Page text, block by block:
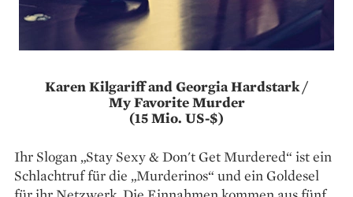
Karen Kilgariff and Georgia Hardstark /
My Favorite Murder
(15 Mio. US-$)
Ihr Slogan „Stay Sexy & Don't Get Murdered“ ist ein
Schlachtruf für die „Murderinos“ und ein Goldesel